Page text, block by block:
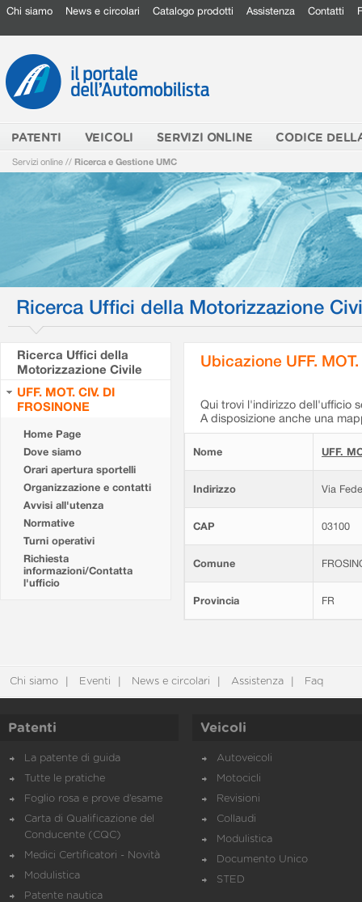
Chi siamo News e circolari Catalogo prodotti Assistenza Contatti
PATENTI VEICOLI SERVIZI ONLINE CODICE
Servizi online // Ricerca e Gestione UMC
Ricerca Uffici della Motorizzazione
Ricerca Uffici della
Motorizzazione Civile
UFF. MOT. CIV. DI
FROSINONE
Home Page
Dove siamo
Orari apertura sportelli
Organizzazione e contatti
Avvisi all'utenza
Normative
Turni operativi
Richiesta
informazioni/Contatta
l'ufficio
Ubicazione UFF.
Qui trovi l'indirizzo dell'ufficio
A disposizione anche una
Nome UFF.
Indirizzo Via
CAP 03100
Comune
Provincia FR
Chi siamo Eventi News e circolari Assistenza Faq
Patenti
La patente di guida
Tutte le pratiche
Foglio rosa e prove d’esame
Carta di Qualificazione del
Conducente (CQC)
Medici Certificatori - Novità
Modulistica
Patente nautica
Veicoli
Autoveicoli
Motocicli
Revisioni
Collaudi
Modulistica
Documento Unico
STED